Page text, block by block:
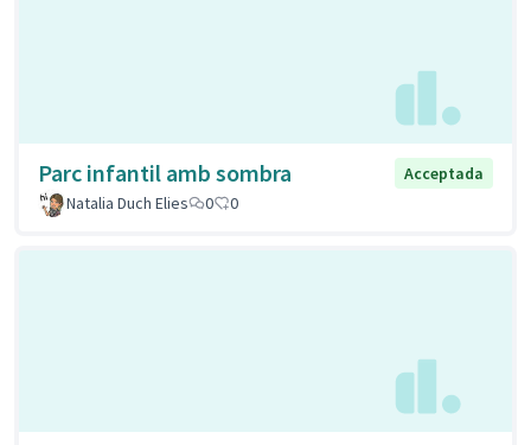
Parc infantil amb sombra
Acceptada
Natalia Duch Elies
0 0